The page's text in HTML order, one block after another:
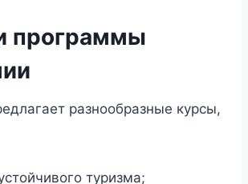
программы
разнообразные курсы,
туризма;